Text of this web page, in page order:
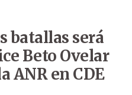
batallas será
Beto Ovelar
ANR en CDE